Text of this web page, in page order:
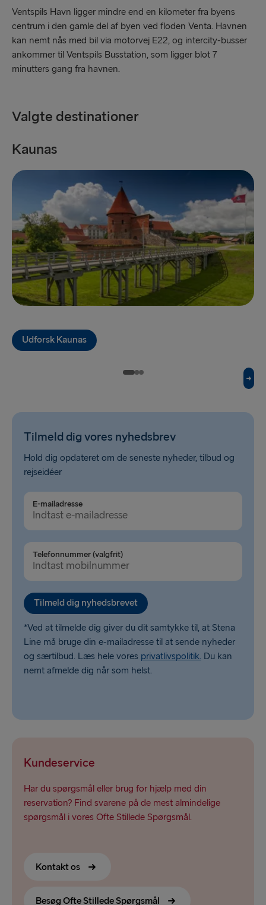
Liepāja → Travemünde
TIL RESTEN AF ​​EUROPA
Harwich → Hook of Holland
Dublin → Holyhead
Cairnryan → Belfast
Belfast → Cairnryan
Liverpool → Belfast
Belfast → Liverpool
Rosslare → Fishguard
Fishguard → Rosslare
Ventspils Havn ligger mindre end en kilometer fra byens
centrum i den gamle del af byen ved floden Venta. Havnen
kan nemt nås med bil via motorvej E22, og intercity-busser
ankommer til Ventspils Busstation, som ligger blot 7
minutters gang fra havnen.
Valgte destinationer
Kaunas
Udforsk Kaunas
Tilmeld dig vores nyhedsbrev
Hold dig opdateret om de seneste nyheder, tilbud og
rejseidéer
E-mailadresse
Telefonnummer (valgfrit)
Tilmeld dig nyhedsbrevet
*Ved at tilmelde dig giver du dit samtykke til, at Stena
Line må bruge din e-mailadresse til at sende nyheder
og særtilbud. Læs hele vores privatlivspolitik. Du kan
nemt afmelde dig når som helst.
Kundeservice
Har du spørgsmål eller brug for hjælp med din
reservation? Find svarene på de mest almindelige
spørgsmål i vores Ofte Stillede Spørgsmål.
Kontakt os
Besøg Ofte Stillede Spørgsmål